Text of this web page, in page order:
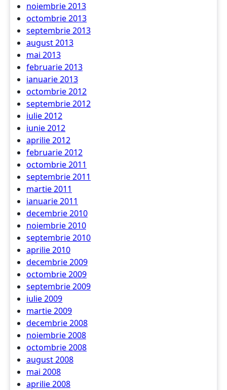
noiembrie 2013
octombrie 2013
septembrie 2013
august 2013
mai 2013
februarie 2013
ianuarie 2013
octombrie 2012
septembrie 2012
iulie 2012
iunie 2012
aprilie 2012
februarie 2012
octombrie 2011
septembrie 2011
martie 2011
ianuarie 2011
decembrie 2010
noiembrie 2010
septembrie 2010
aprilie 2010
decembrie 2009
octombrie 2009
septembrie 2009
iulie 2009
martie 2009
decembrie 2008
noiembrie 2008
octombrie 2008
august 2008
mai 2008
aprilie 2008